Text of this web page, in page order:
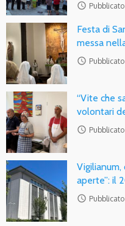
access_time
Festa di
messa
access_time
“Vite che
volontari
access_time
Vigilianum,
aperte”: il
access_time